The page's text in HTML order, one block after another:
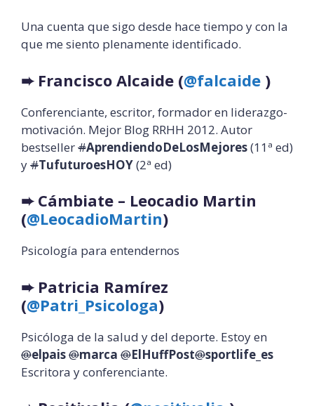
Una cuenta que sigo desde hace tiempo y con la
que me siento plenamente identificado.
➨ Francisco Alcaide (@falcaide )
Conferenciante, escritor, formador en liderazgo-
motivación. Mejor Blog RRHH 2012. Autor
bestseller#AprendiendoDeLosMejores(11ª ed)
y#TufuturoesHOY(2ª ed)
➨ Cámbiate – Leocadio Martin
(@LeocadioMartin)
Psicología para entendernos
➨ Patricia Ramírez
(@Patri_Psicologa)
Psicóloga de la salud y del deporte. Estoy en
@elpais@marca @ElHuffPost@sportlife_es
Escritora y conferenciante.